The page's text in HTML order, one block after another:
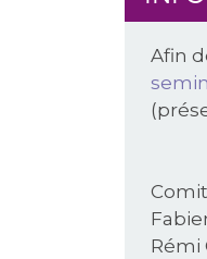
Afin
Rémi